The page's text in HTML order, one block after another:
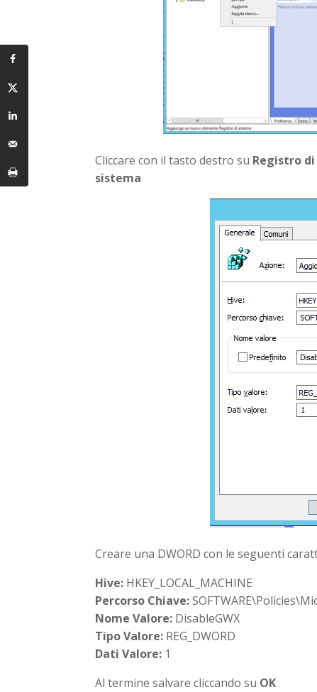
Cliccare con il tasto destro su Registro
sistema
Creare una DWORD con le seguenti
Hive: HKEY_LOCAL_MACHINE
Percorso Chiave:
Nome Valore: DisableGWX
Tipo Valore: REG_DWORD
Dati Valore: 1
Al termine salvare cliccando su OK